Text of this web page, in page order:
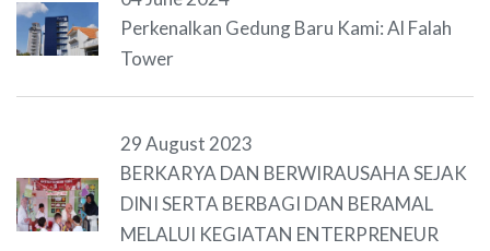
Perkenalkan Gedung Baru Kami: Al Falah
Tower
29 August 2023
BERKARYA DAN BERWIRAUSAHA SEJAK
DINI SERTA BERBAGI DAN BERAMAL
MELALUI KEGIATAN ENTERPRENEUR